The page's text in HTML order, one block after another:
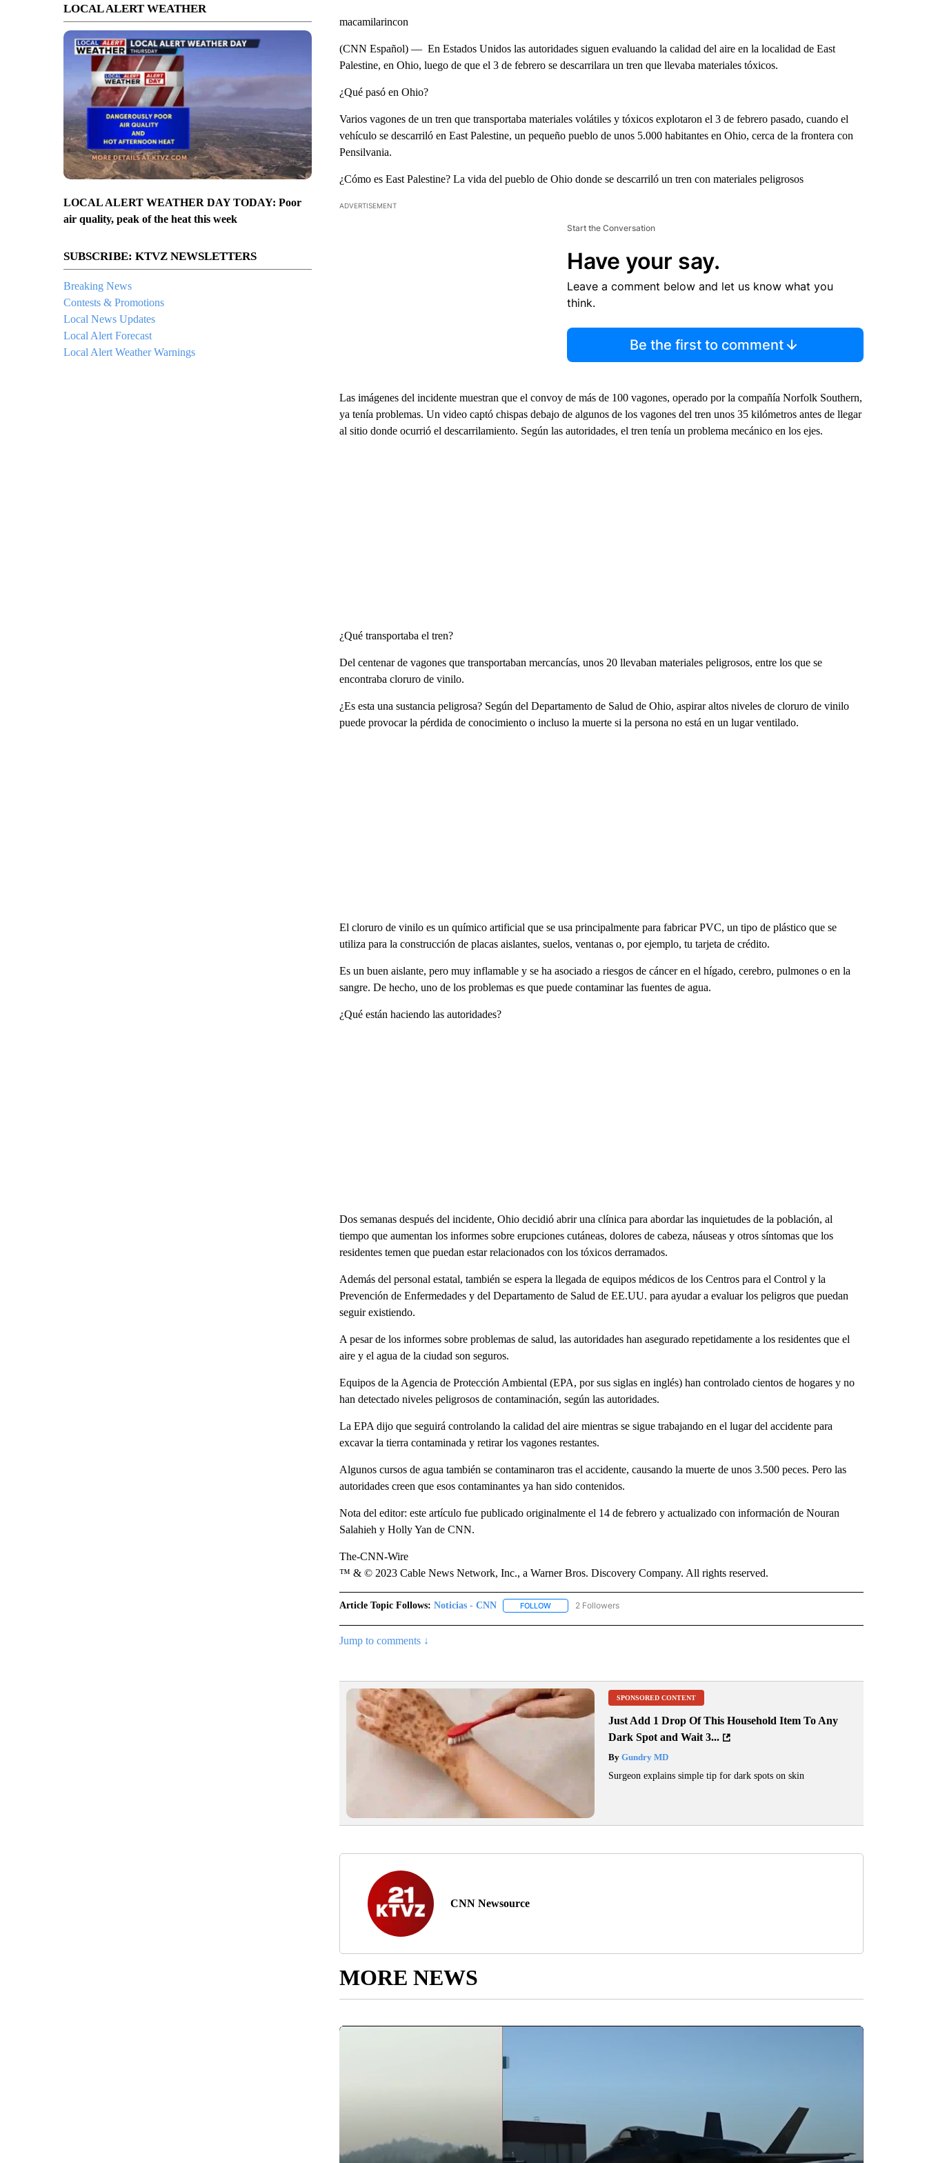
LOCAL ALERT WEATHER
LOCAL ALERT WEATHER DAY TODAY: Poor
air quality, peak of the heat this week
SUBSCRIBE: KTVZ NEWSLETTERS
Breaking News
Contests & Promotions
Local News Updates
Local Alert Forecast
Local Alert Weather Warnings
macamilarincon
(CNN Español) –– En Estados Unidos las autoridades siguen evaluando la calidad del aire en la localidad de East
Palestine, en Ohio, luego de que el 3 de febrero se descarrilara un tren que llevaba materiales tóxicos.
¿Qué pasó en Ohio?
Varios vagones de un tren que transportaba materiales volátiles y tóxicos explotaron el 3 de febrero pasado, cuando el
vehículo se descarriló en East Palestine, un pequeño pueblo de unos 5.000 habitantes en Ohio, cerca de la frontera con
Pensilvania.
¿Cómo es East Palestine? La vida del pueblo de Ohio donde se descarriló un tren con materiales peligrosos
ADVERTISEMENT
Start the Conversation
Have your say.
Leave a comment below and let us know what you
think.
Be the first to comment
Las imágenes del incidente muestran que el convoy de más de 100 vagones, operado por la compañía Norfolk Southern,
ya tenía problemas. Un video captó chispas debajo de algunos de los vagones del tren unos 35 kilómetros antes de llegar
al sitio donde ocurrió el descarrilamiento. Según las autoridades, el tren tenía un problema mecánico en los ejes.
¿Qué transportaba el tren?
Del centenar de vagones que transportaban mercancías, unos 20 llevaban materiales peligrosos, entre los que se
encontraba cloruro de vinilo.
¿Es esta una sustancia peligrosa? Según del Departamento de Salud de Ohio, aspirar altos niveles de cloruro de vinilo
puede provocar la pérdida de conocimiento o incluso la muerte si la persona no está en un lugar ventilado.
El cloruro de vinilo es un químico artificial que se usa principalmente para fabricar PVC, un tipo de plástico que se
utiliza para la construcción de placas aislantes, suelos, ventanas o, por ejemplo, tu tarjeta de crédito.
Es un buen aislante, pero muy inflamable y se ha asociado a riesgos de cáncer en el hígado, cerebro, pulmones o en la
sangre. De hecho, uno de los problemas es que puede contaminar las fuentes de agua.
¿Qué están haciendo las autoridades?
Dos semanas después del incidente, Ohio decidió abrir una clínica para abordar las inquietudes de la población, al
tiempo que aumentan los informes sobre erupciones cutáneas, dolores de cabeza, náuseas y otros síntomas que los
residentes temen que puedan estar relacionados con los tóxicos derramados.
Además del personal estatal, también se espera la llegada de equipos médicos de los Centros para el Control y la
Prevención de Enfermedades y del Departamento de Salud de EE.UU. para ayudar a evaluar los peligros que puedan
seguir existiendo.
A pesar de los informes sobre problemas de salud, las autoridades han asegurado repetidamente a los residentes que el
aire y el agua de la ciudad son seguros.
Equipos de la Agencia de Protección Ambiental (EPA, por sus siglas en inglés) han controlado cientos de hogares y no
han detectado niveles peligrosos de contaminación, según las autoridades.
La EPA dijo que seguirá controlando la calidad del aire mientras se sigue trabajando en el lugar del accidente para
excavar la tierra contaminada y retirar los vagones restantes.
Algunos cursos de agua también se contaminaron tras el accidente, causando la muerte de unos 3.500 peces. Pero las
autoridades creen que esos contaminantes ya han sido contenidos.
Nota del editor: este artículo fue publicado originalmente el 14 de febrero y actualizado con información de Nouran
Salahieh y Holly Yan de CNN.
The-CNN-Wire
™ & © 2023 Cable News Network, Inc., a Warner Bros. Discovery Company. All rights reserved.
Article Topic Follows: Noticias - CNN FOLLOWFOLLOW "NOTICIAS - CNN" TO RECEIVE NOTIFICATIONS ABOUT NEW PAGES ON "NOTICIAS - CNN".
2 Followers
Jump to comments ↓
SPONSORED CONTENT
Just Add 1 Drop Of This Household Item To Any
Dark Spot and Wait 3...
ByGundry MD
Surgeon explains simple tip for dark spots on skin
CNN Newsource
MORE NEWS